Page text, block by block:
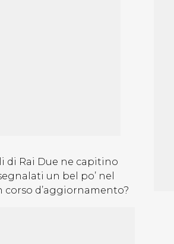
di Rai Due ne capitino
un bel po’ nel
corso d’aggiornamento?